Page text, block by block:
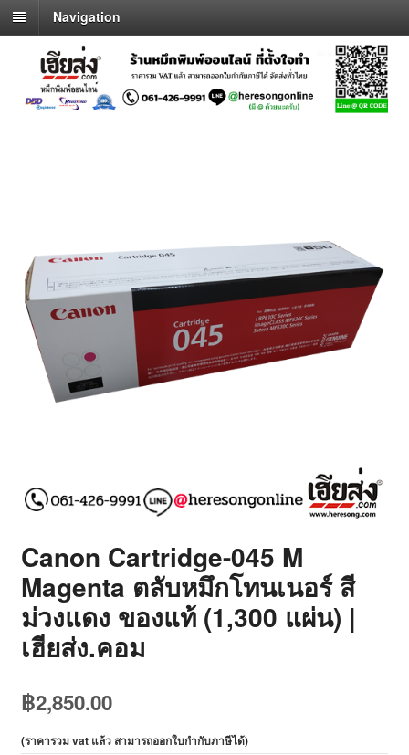
Navigation
Canon Cartridge-045 M
Magenta ตลับหมึกโทนเนอร์ สี
ม่วงแดง ของแท้ (1,300 แผ่น) |
เฮียส่ง.คอม
฿2,850.00
(ราคารวม vat แล้ว สามารถออกใบกำกับภาษีได้)